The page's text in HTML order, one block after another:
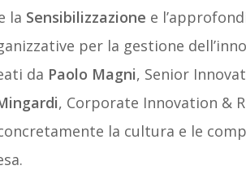
la Sensibilizzazione e
per la gestione
da Paolo Magni, Senior
, Corporate Innovation &
la cultura e le